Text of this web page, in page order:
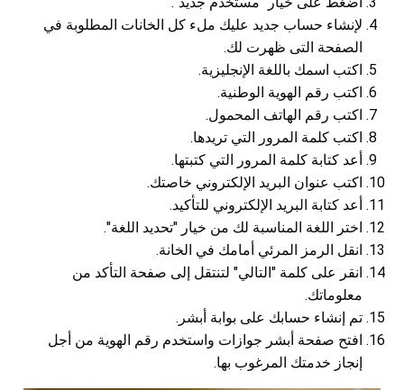
لإنشاء حساب جديد عليك ملء كل الخانات المطلوبة في
الصفحة التى ظهرت لك.
اكتب اسمك باللغة الإنجليزية.
اكتب رقم الهوية الوطنية.
اكتب رقم الهاتف المحمول.
اكتب كلمة المرور التي تريدها.
أعد كتابة كلمة المرور التي كتبتها.
اكتب عنوان البريد الإلكتروني خاصتك.
أعد كتابة البريد الإلكتروني للتأكيد.
اختر اللغة المناسبة لك من خيار "تحديد اللغة".
انقل الرمز المرئي أمامك في الخانة.
انقر على كلمة "التالي" لتنتقل إلى صفحة التأكد من
معلوماتك.
تم إنشاء حسابك على بوابة أبشر.
افتح صفحة أبشر جوازات واستخدم رقم الهوية من أجل
إنجاز خدمتك المرغوب بها.